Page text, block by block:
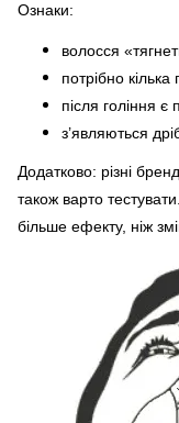
Ознаки:
волосся
потрібно кілька
після гоління є
з’являються
Додатково: різні
також варто
більше ефекту, ніж